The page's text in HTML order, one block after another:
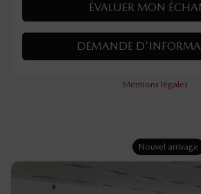
ÉVALUER MON
DEMANDE
Mentions légales
Nouvel arrivage